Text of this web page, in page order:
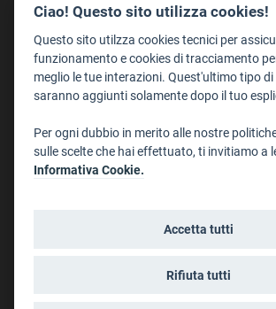
Redazione
Staff
Format - Centro Audiovisivi
Trentino Film Commission
Dove Siamo
Struttura di riferimento
Ciao! Questo sito utilizza cookies!
Questo sito utilzza cookies tecnici per
funzionamento e cookies di tracciamento
meglio le tue interazioni. Quest'ultimo tipo
saranno aggiunti solamente dopo il tuo
Per ogni dubbio in merito alle nostre
sulle scelte che hai effettuato, ti invitiamo a
Informativa Cookie.
Accetta tutti
Rifiuta tutti